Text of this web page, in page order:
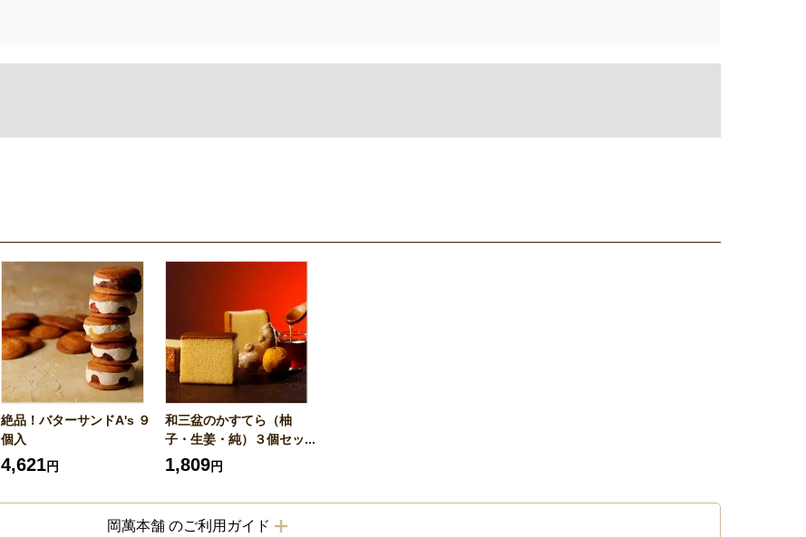
絶品！バターサンドA's ９
個入
4,621円
和三盆のかすてら（柚
子・生姜・純）３個セッ...
1,809円
岡萬本舗 のご利用ガイド